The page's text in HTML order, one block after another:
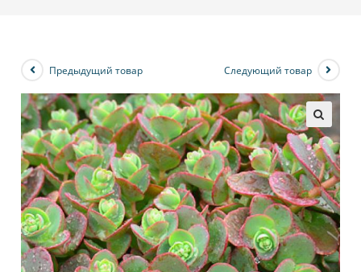
Предыдущий товар Следующий товар
🔍